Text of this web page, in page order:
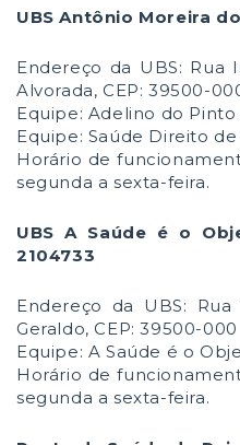
UBS Antônio Moreira
Endereço da UBS: Rua
Alvorada, CEP: 39500-
Equipe: Adelino do Pinto
Equipe: Saúde Direito de
Horário de
segunda a sexta-feira.
UBS A Saúde é o
2104733
Endereço da UBS:
Geraldo, CEP: 39500-000
Equipe: A Saúde é o
Horário de
segunda a sexta-feira.